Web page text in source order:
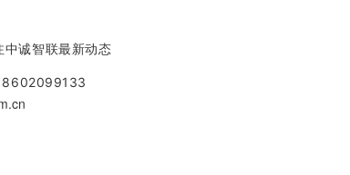
诚智联最新动态